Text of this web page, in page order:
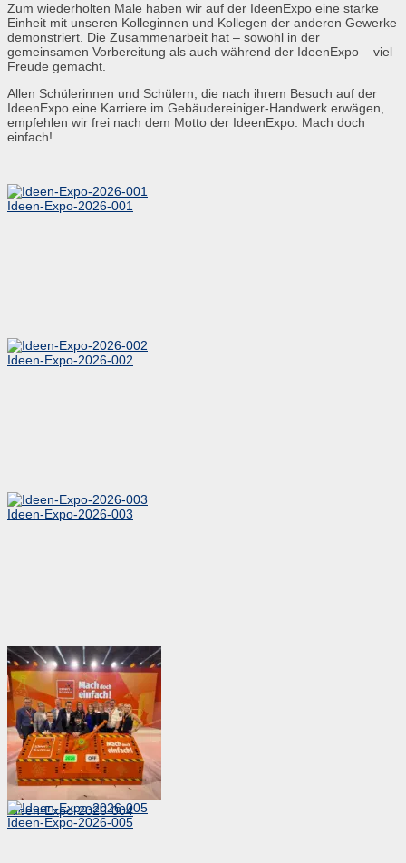
Zum wiederholten Male haben wir auf der IdeenExpo eine starke
Einheit mit unseren Kolleginnen und Kollegen der anderen Gewerke
demonstriert. Die Zusammenarbeit hat – sowohl in der
gemeinsamen Vorbereitung als auch während der IdeenExpo – viel
Freude gemacht.
Allen Schülerinnen und Schülern, die nach ihrem Besuch auf der
IdeenExpo eine Karriere im Gebäudereiniger-Handwerk erwägen,
empfehlen wir frei nach dem Motto der IdeenExpo: Mach doch
einfach!
Ideen-Expo-2026-001
Ideen-Expo-2026-002
Ideen-Expo-2026-003
Ideen-Expo-2026-004
Ideen-Expo-2026-005